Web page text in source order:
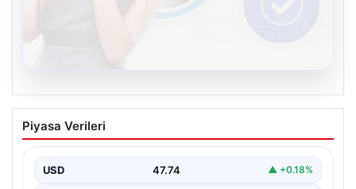
Kelebek chat adresi İle Sanal İletişimin
Güvenli Adresi Ve Chat Deneyimi
kurması ciddi bir değer barındırmaktadır. Günümüzde
birçok…
Piyasa Verileri
USD 47.74 ▲ +0.18%